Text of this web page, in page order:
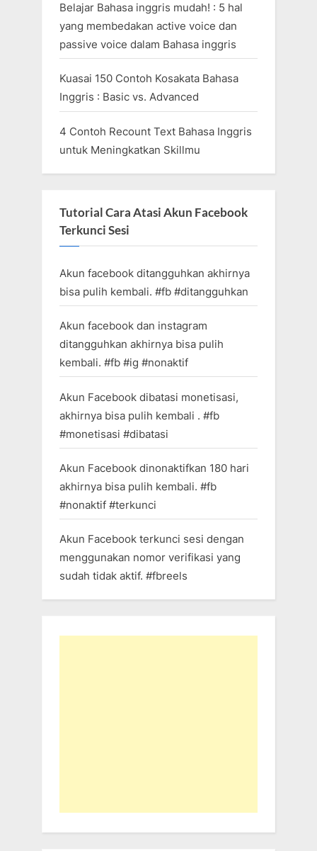
Belajar Bahasa inggris mudah! : 5 hal
yang membedakan active voice dan
passive voice dalam Bahasa inggris
Kuasai 150 Contoh Kosakata Bahasa
Inggris : Basic vs. Advanced
4 Contoh Recount Text Bahasa Inggris
untuk Meningkatkan Skillmu
Tutorial Cara Atasi Akun Facebook
Terkunci Sesi
Akun facebook ditangguhkan akhirnya
bisa pulih kembali. #fb #ditangguhkan
Akun facebook dan instagram
ditangguhkan akhirnya bisa pulih
kembali. #fb #ig #nonaktif
Akun Facebook dibatasi monetisasi,
akhirnya bisa pulih kembali . #fb
#monetisasi #dibatasi
Akun Facebook dinonaktifkan 180 hari
akhirnya bisa pulih kembali. #fb
#nonaktif #terkunci
Akun Facebook terkunci sesi dengan
menggunakan nomor verifikasi yang
sudah tidak aktif. #fbreels